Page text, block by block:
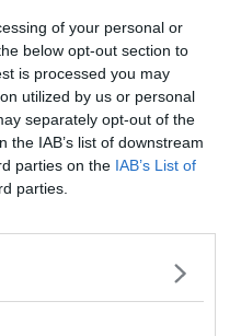
of your personal or
below opt-out section to
is processed you may
utilized by us or personal
separately opt-out of the
IAB’s list of downstream
parties on the IAB’s List of
parties.
stesso